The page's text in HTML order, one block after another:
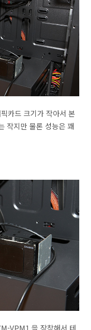
카드 크기가 작아서 본
작지만 물론 성능은 꽤
VPM1 을 장착해서 테